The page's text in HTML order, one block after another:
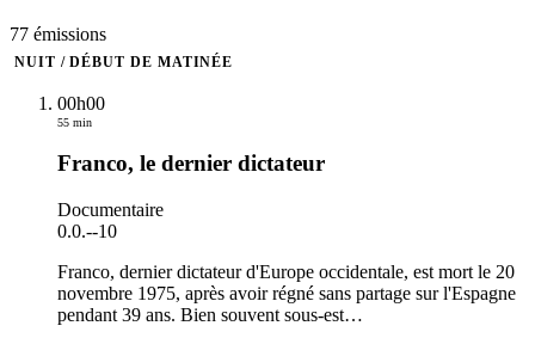
77 émissions
NUIT / DÉBUT DE MATINÉE
00h00
55 min
Franco, le dernier dictateur
Documentaire
0.0.--10
Franco, dernier dictateur d'Europe occidentale, est mort le 20
novembre 1975, après avoir régné sans partage sur l'Espagne
pendant 39 ans. Bien souvent sous-est…